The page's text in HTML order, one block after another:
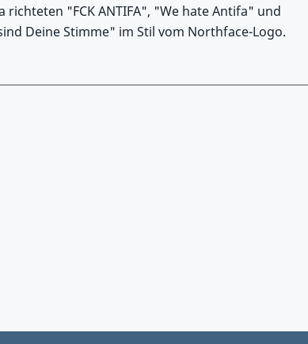
"FCK ANTIFA", "We hate Antifa" und
Deine Stimme" im Stil vom Northface-Logo.